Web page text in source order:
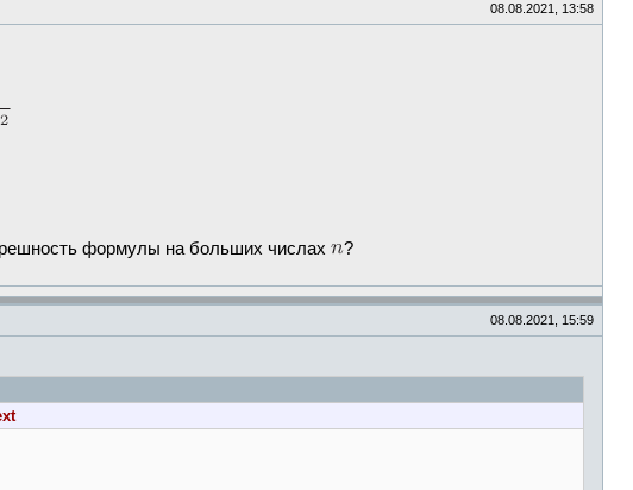
08.08.2021, 13:58
формулы на больших числах ?
08.08.2021, 15:59